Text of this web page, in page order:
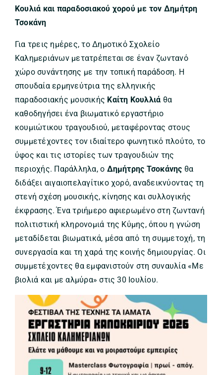
Κουλιά και παραδοσιακού χορού με τον Δημήτρη
Τσοκάνη
Για τρεις ημέρες, το Δημοτικό Σχολείο
Καλημεριάνων μετατρέπεται σε έναν ζωντανό
χώρο συνάντησης με την τοπική παράδοση. Η
σπουδαία ερμηνεύτρια της ελληνικής
παραδοσιακής μουσικής Καίτη Κουλλιά θα
καθοδηγήσει ένα βιωματικό εργαστήριο
κουμιώτικου τραγουδιού, μεταφέροντας στους
συμμετέχοντες τον ιδιαίτερο φωνητικό πλούτο, το
ύφος και τις ιστορίες των τραγουδιών της
περιοχής. Παράλληλα, ο Δημήτρης Τσοκάνης θα
διδάξει αιγαιοπελαγίτικο χορό, αναδεικνύοντας τη
στενή σχέση μουσικής, κίνησης και συλλογικής
έκφρασης. Ένα τριήμερο αφιερωμένο στη ζωντανή
πολιτιστική κληρονομιά της Κύμης, όπου η γνώση
μεταδίδεται βιωματικά, μέσα από τη συμμετοχή, τη
συνεργασία και τη χαρά της κοινής δημιουργίας. Οι
συμμετέχοντες θα εμφανιστούν στη συναυλία «Με
βιολιά και με αλμύρα» στις 30 Ιουλίου.